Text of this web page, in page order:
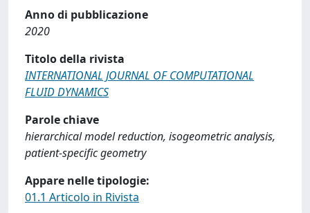
Anno di pubblicazione
2020
Titolo della rivista
INTERNATIONAL JOURNAL OF COMPUTATIONAL
FLUID DYNAMICS
Parole chiave
hierarchical model reduction, isogeometric analysis,
patient-specific geometry
Appare nelle tipologie:
01.1 Articolo in Rivista